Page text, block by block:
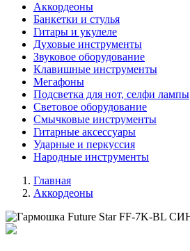
Аккордеоны
Банкетки и стулья
Гитары и укулеле
Духовые инструменты
Звуковое оборудование
Клавишные инструменты
Мегафоны
Подсветка для нот, селфи лампы
Световое оборудование
Смычковые инструменты
Гитарные аксессуары
Ударные и перкуссия
Народные инструменты
Главная
Аккордеоны